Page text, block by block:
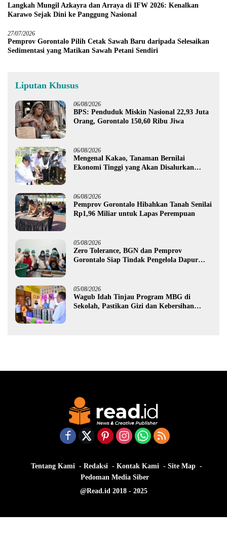
Langkah Mungil Azkayra dan Arraya di IFW 2026: Kenalkan
Karawo Sejak Dini ke Panggung Nasional
27/07/2026
Pemprov Gorontalo Pilih Cetak Sawah Baru daripada Selesaikan
Sedimentasi yang Matikan Sawah Petani Sendiri
Liputan Khusus
06/08/2026
BPS: Penduduk Miskin Nasional 22,93 Juta
Orang, Gorontalo 150,60 Ribu Jiwa
06/08/2026
Mengenal Kakao, Tanaman Bernilai
Ekonomi Tinggi yang Akan Disalurkan
06/08/2026
Pemprov Gorontalo Hibahkan Tanah Senilai
Rp1,96 Miliar untuk Lapas Perempuan
05/08/2026
Zero Tolerance, BGN dan Pemprov
Gorontalo Siap Tindak Pengelola Dapur
05/08/2026
Wagub Idah Tinjau Program MBG di
Sekolah, Pastikan Gizi dan Kebersihan
Tentang Kami Redaksi Kontak Kami
Site Map
Pedoman Media Siber
@Read.id 2018 - 2025